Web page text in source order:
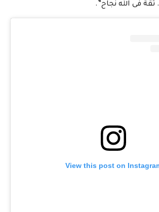
ثقة فى الله نجاح”.
View this post on